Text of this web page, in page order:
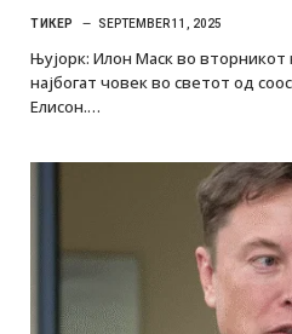
ТИКЕР SEPTEMBER 11, 2025
Њујорк: Илон Маск во вторникот
најбогат човек во светот од
Елисон.…